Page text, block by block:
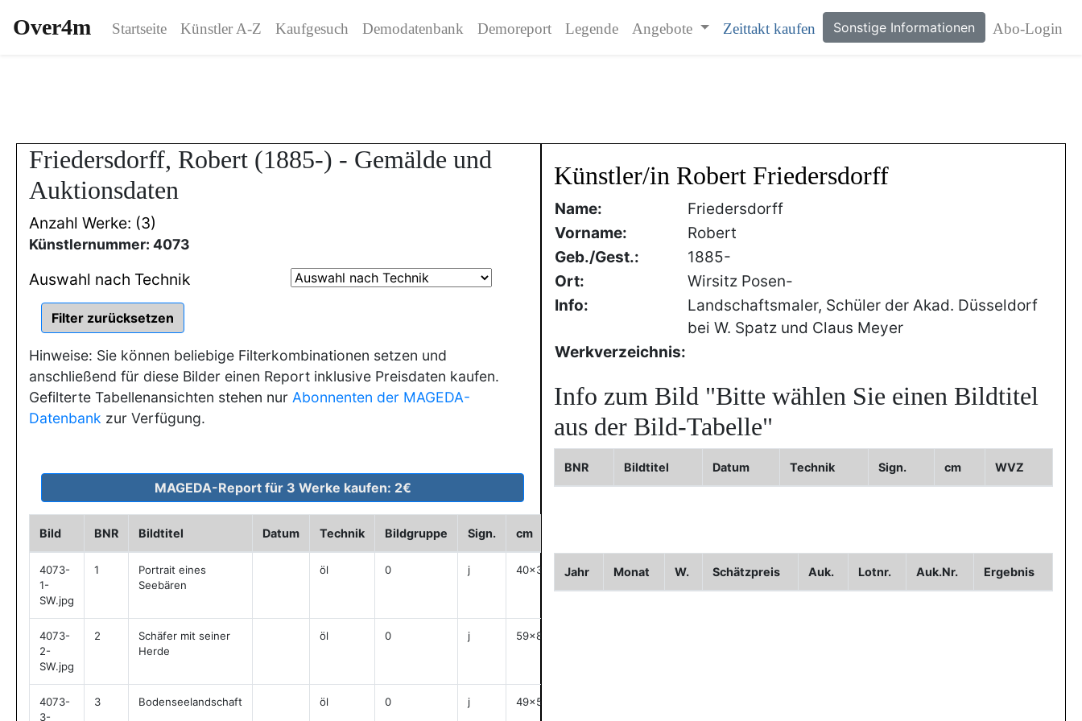
Over4m Startseite Künstler A-Z Kaufgesuch Demodatenbank Demoreport Legende Angebote Zeittakt kaufen Sonstige Informationen Abo-Login
Friedersdorff, Robert (1885-) - Gemälde und
Auktionsdaten
Anzahl Werke: (3)
Künstlernummer: 4073
Auswahl nach Technik
Hinweise: Sie können beliebige Filterkombinationen setzen und
anschließend für diese Bilder einen Report inklusive Preisdaten kaufen.
Gefilterte Tabellenansichten stehen nur Abonnenten der MAGEDA-
Datenbank zur Verfügung.
Bild BNR Bildtitel Datum Technik Bildgruppe Sign. cm
4073-
1-
SW.jpg
1
Portrait eines
Seebären
öl 0 j
40x30
4073-
2-
SW.jpg
2
Schäfer mit seiner
Herde
öl 0 j
59x80
4073-
3-
3 Bodenseelandschaft öl 0 j
49x58
Künstler/in Robert Friedersdorff
Name:
Friedersdorff
Vorname:
Robert
Geb./Gest.:
1885-
Ort:
Wirsitz Posen-
Info:
Landschaftsmaler, Schüler der Akad. Düsseldorf
bei W. Spatz und Claus Meyer
Werkverzeichnis:
Info zum Bild "Bitte wählen Sie einen Bildtitel
aus der Bild-Tabelle"
BNR Bildtitel Datum Technik Sign. cm WVZ
Jahr Monat W. Schätzpreis Auk. Lotnr. Auk.Nr. Ergebnis